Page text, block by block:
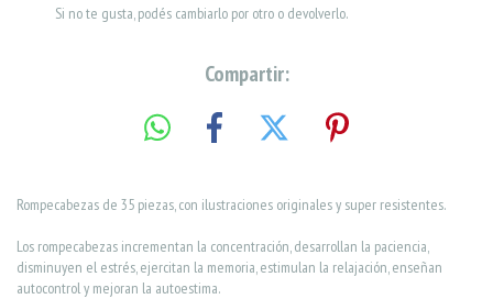
Si no te gusta, podés cambiarlo por otro o devolverlo.
Compartir:
Rompecabezas de 35 piezas, con ilustraciones originales y super resistentes.
Los rompecabezas incrementan la concentración, desarrollan la paciencia,
disminuyen el estrés, ejercitan la memoria, estimulan la relajación, enseñan
autocontrol y mejoran la autoestima.